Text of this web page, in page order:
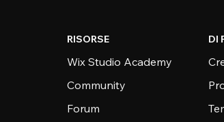
RISORSE
Wix Studio Academy
Community
Forum
DI